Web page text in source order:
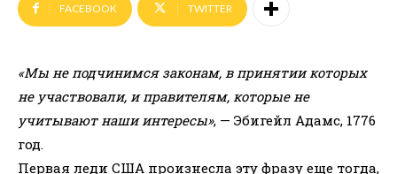
FACEBOOK TWITTER
«Мы не подчинимся законам, в принятии которых
не участвовали, и правителям, которые не
учитывают наши интересы», — Эбигейл Адамс, 1776
год.
Первая леди США произнесла эту фразу еще тогда,